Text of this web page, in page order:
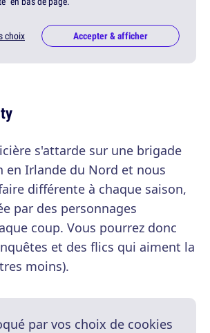
choix Accepter & afficher
s'attarde sur une brigade
en Irlande du Nord et nous
différente à chaque saison,
par des personnages
coup. Vous pourrez donc
et des flics qui aiment la
moins).
par vos choix de cookies